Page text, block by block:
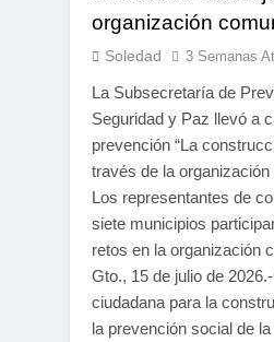
organización
Soledad 3 Semanas
La Subsecretaría de
Seguridad y Paz llevó a
prevención “La
través de la
Los representantes de
siete municipios
retos en la organización
Gto., 15 de julio de
ciudadana para la
la prevención social de